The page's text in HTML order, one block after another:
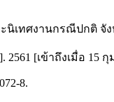
เทศงานกรณีปกติ จั
[เข้าถึงเมื่อ 15 กุ
8.